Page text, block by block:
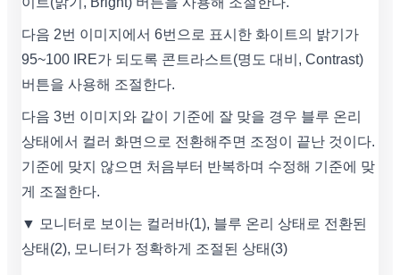
다음 2번 이미지에서 6번으로 표시한 화이트의 밝기가
95~100 IRE가 되도록 콘트라스트(명도 대비, Contrast)
버튼을 사용해 조절한다.
다음 3번 이미지와 같이 기준에 잘 맞을 경우 블루 온리
상태에서 컬러 화면으로 전환해주면 조정이 끝난 것이다.
기준에 맞지 않으면 처음부터 반복하며 수정해 기준에 맞
게 조절한다.
▼ 모니터로 보이는 컬러바(1), 블루 온리 상태로 전환된
상태(2), 모니터가 정확하게 조절된 상태(3)